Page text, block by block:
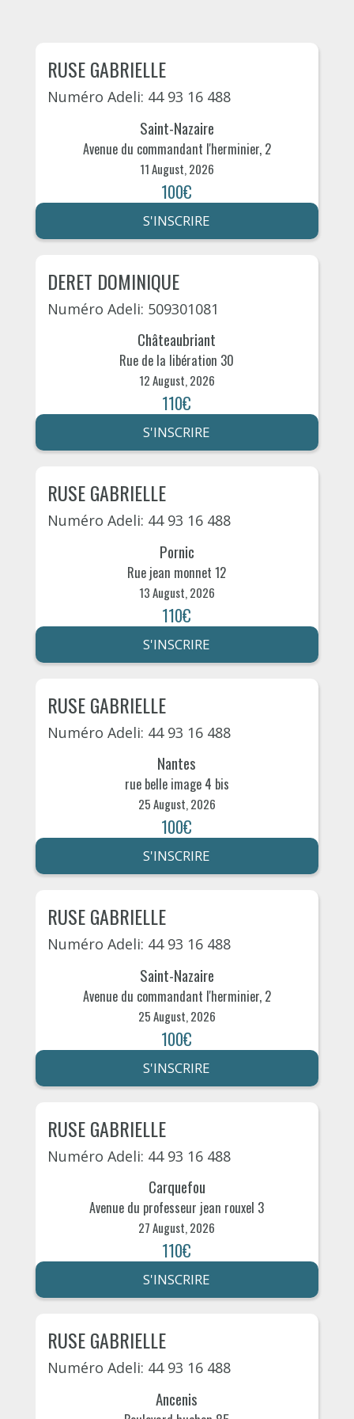
RUSE GABRIELLE
Numéro Adeli: 44 93 16 488
Saint-Nazaire
Avenue du commandant l'herminier, 2
11 August, 2026
100€
S'INSCRIRE
DERET DOMINIQUE
Numéro Adeli: 509301081
Châteaubriant
Rue de la libération 30
12 August, 2026
110€
S'INSCRIRE
RUSE GABRIELLE
Numéro Adeli: 44 93 16 488
Pornic
Rue jean monnet 12
13 August, 2026
110€
S'INSCRIRE
RUSE GABRIELLE
Numéro Adeli: 44 93 16 488
Nantes
rue belle image 4 bis
25 August, 2026
100€
S'INSCRIRE
RUSE GABRIELLE
Numéro Adeli: 44 93 16 488
Saint-Nazaire
Avenue du commandant l'herminier, 2
25 August, 2026
100€
S'INSCRIRE
RUSE GABRIELLE
Numéro Adeli: 44 93 16 488
Carquefou
Avenue du professeur jean rouxel 3
27 August, 2026
110€
S'INSCRIRE
RUSE GABRIELLE
Numéro Adeli: 44 93 16 488
Ancenis